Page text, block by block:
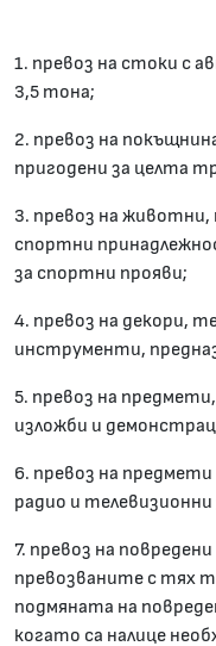
1. превоз на стоки с
3,5 тона;
2. превоз на
пригодени за целта
3. превоз на
спортни
за спортни прояви;
4. превоз на декори,
инструменти,
5. превоз на
изложби и
6. превоз на предмети
радио и
7. превоз на
превозваните с тях
подмяната на
когато са налице